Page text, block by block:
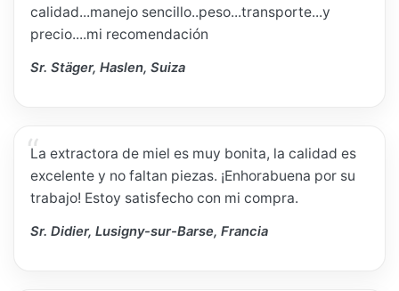
calidad...manejo sencillo..peso...transporte...y
precio....mi recomendación
Sr. Stäger, Haslen, Suiza
La extractora de miel es muy bonita, la calidad es
excelente y no faltan piezas. ¡Enhorabuena por su
trabajo! Estoy satisfecho con mi compra.
Sr. Didier, Lusigny-sur-Barse, Francia